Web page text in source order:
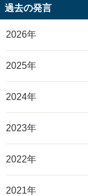
過去の発言
2026年
2025年
2024年
2023年
2022年
2021年